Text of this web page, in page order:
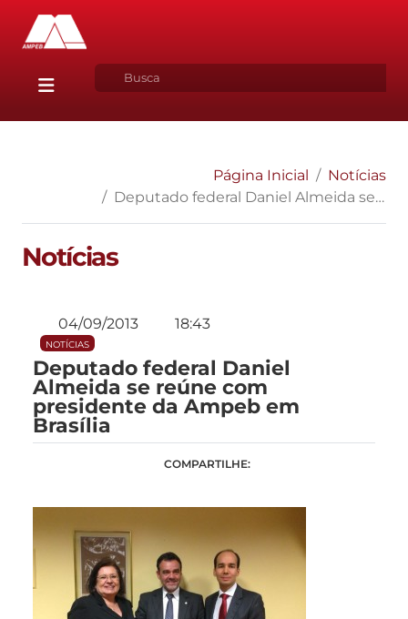
Página Inicial
Notícias
Deputado federal Daniel Almeida se reúne com presidente da Ampeb em Brasília
Notícias
04/09/2013 18:43
NOTÍCIAS
Deputado federal Daniel
Almeida se reúne com
presidente da Ampeb em
Brasília
COMPARTILHE: